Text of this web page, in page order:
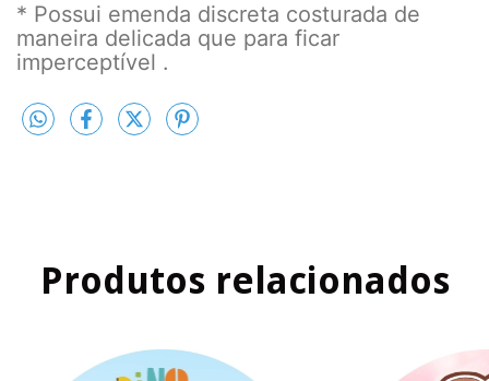
* Possui emenda discreta costurada de
maneira delicada que para ficar
imperceptível .
Produtos relacionados